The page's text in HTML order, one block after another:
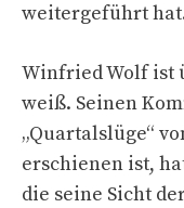
weitergeführt
Winfried Wolf ist
weiß. Seinen
„Quartalslüge“
erschienen ist,
die seine Sicht